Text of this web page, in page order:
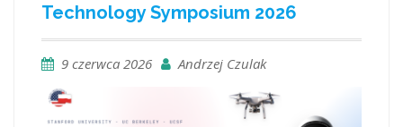
Technology Symposium 2026
9 czerwca 2026 Andrzej Czulak